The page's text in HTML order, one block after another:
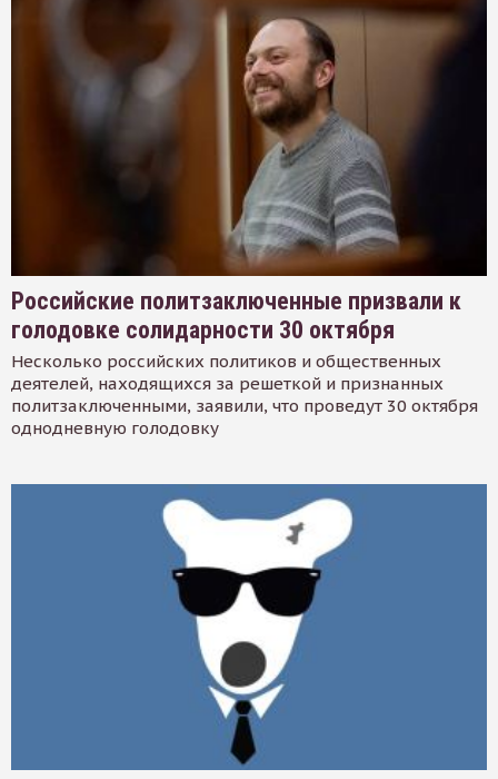
Российские политзаключенные призвали к
голодовке солидарности 30 октября
Несколько российских политиков и общественных
деятелей, находящихся за решеткой и признанных
политзаключенными, заявили, что проведут 30 октября
однодневную голодовку